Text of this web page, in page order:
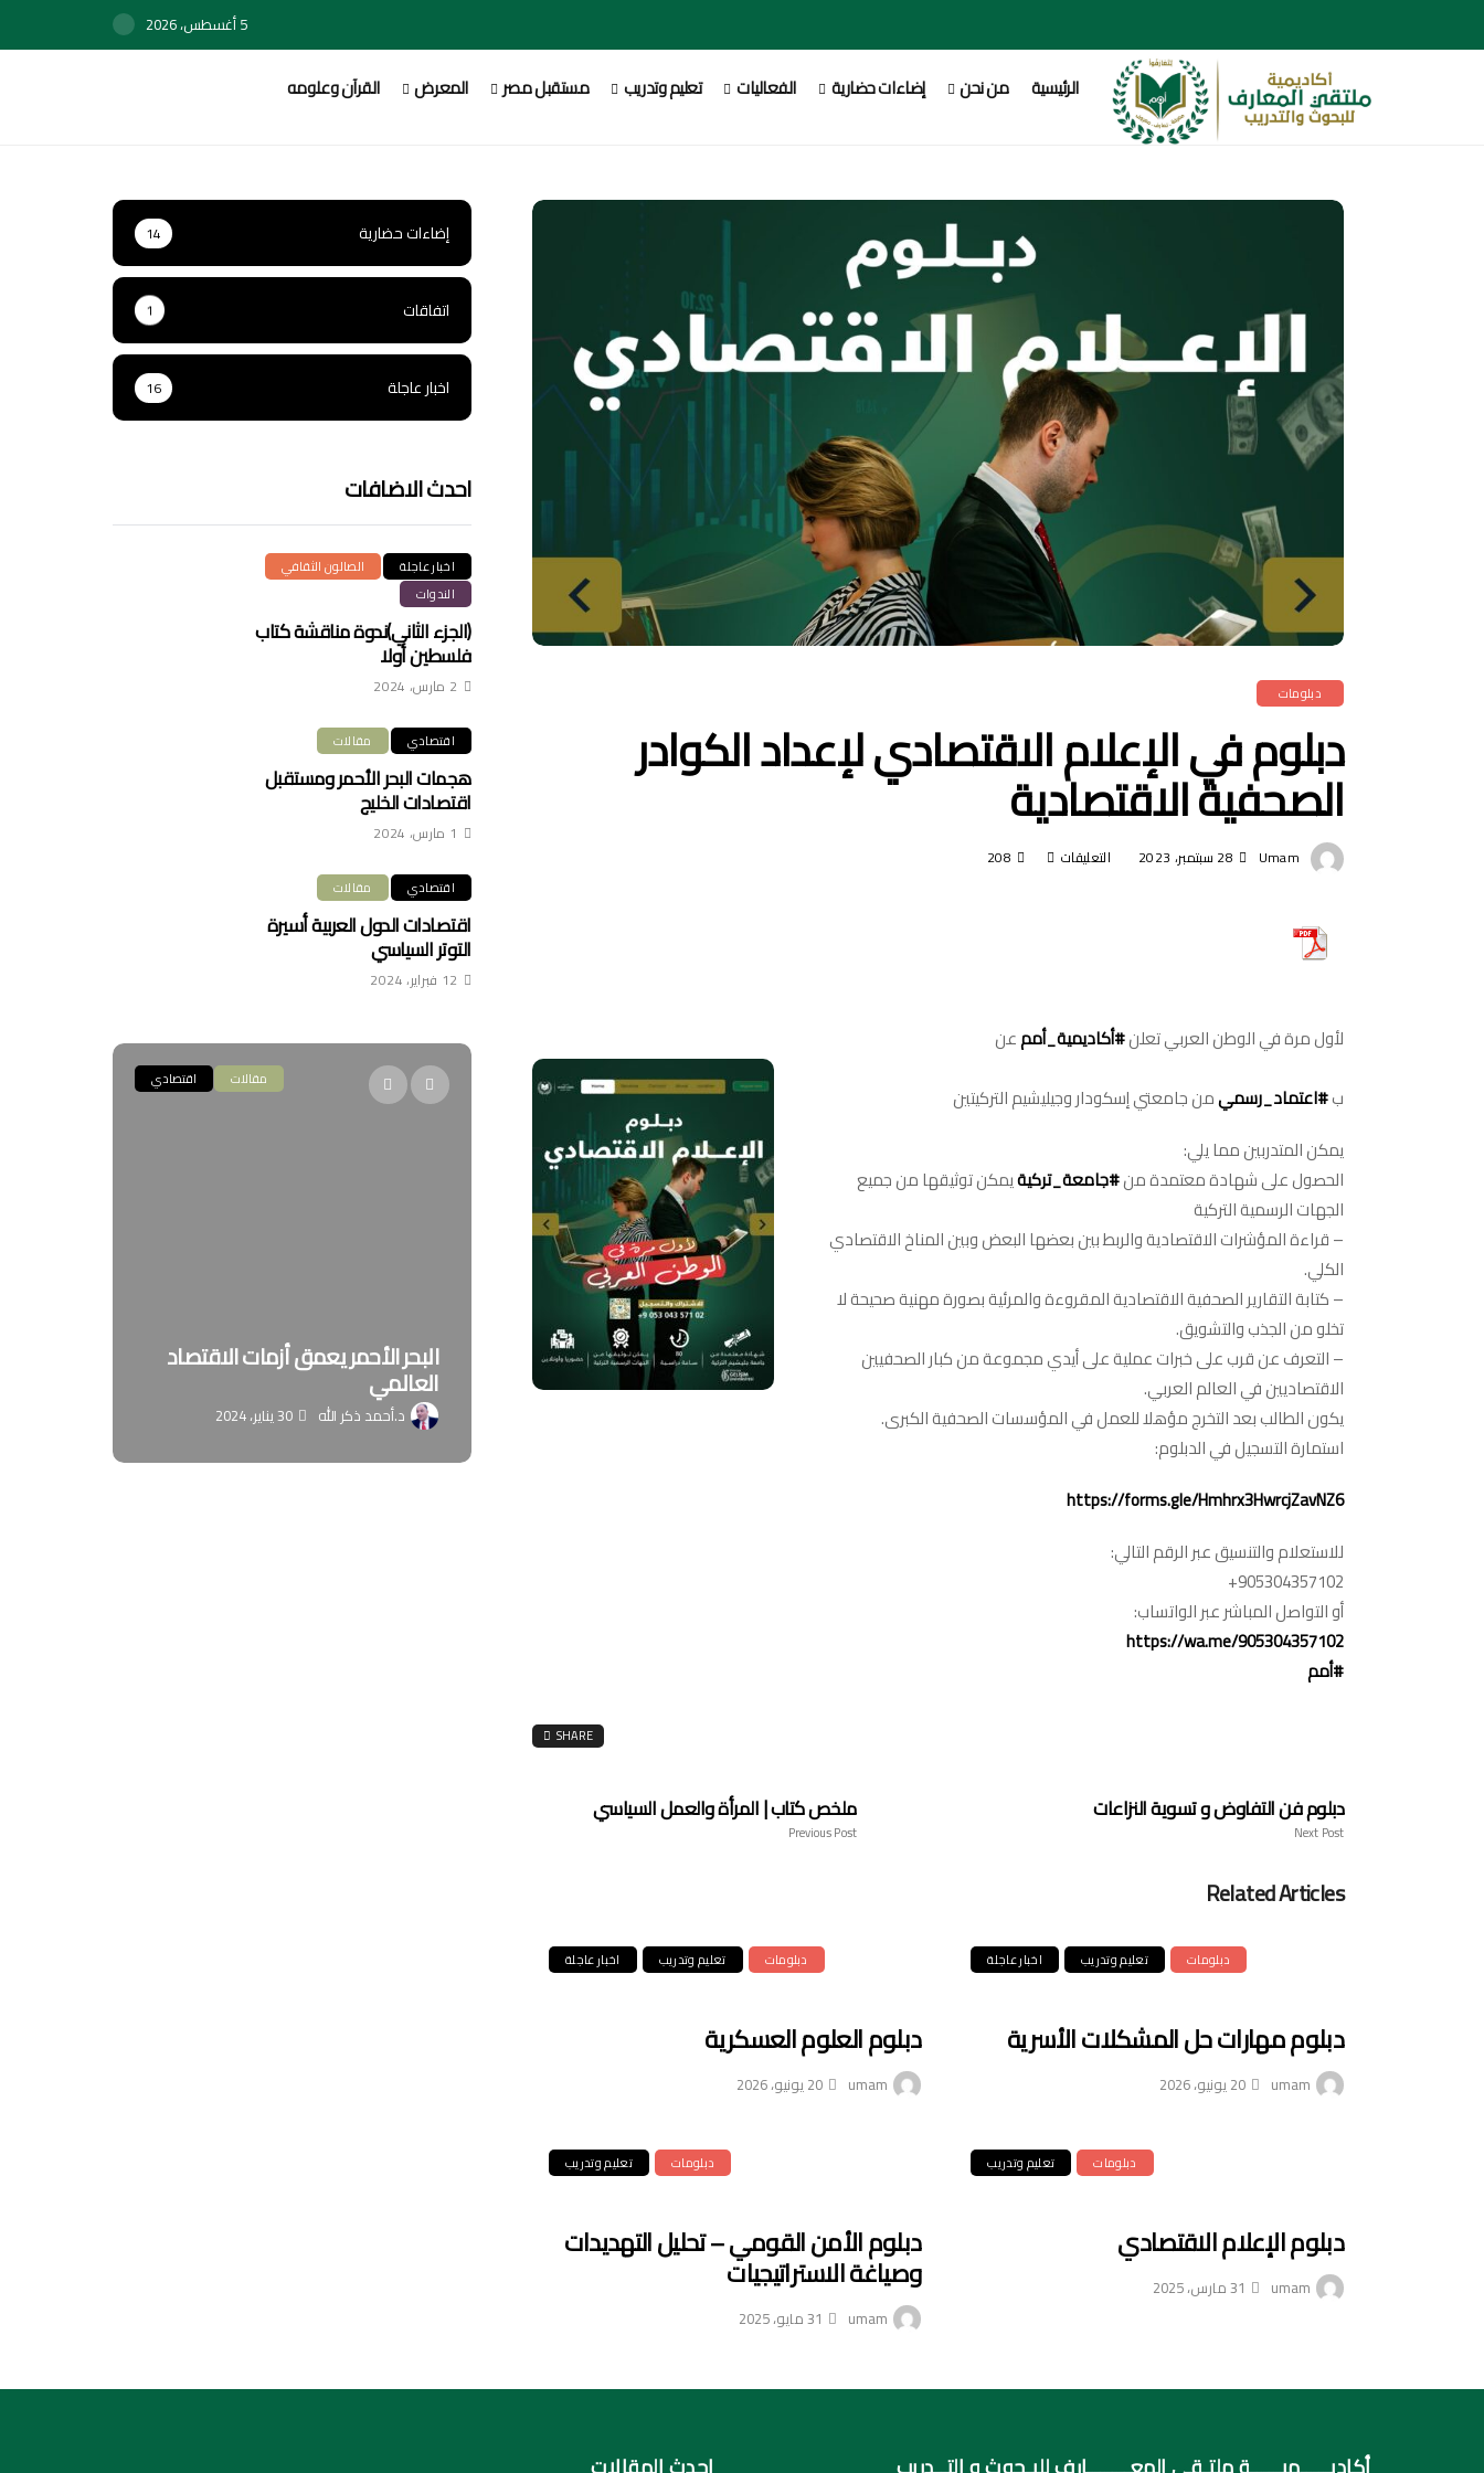
5 أغسطس، 2026
الرئيسية من نحن إضاءات حضارية الفعاليات تعليم وتدريب مستقبل مصر المعرض القرآن وعلومه
دبلومات
دبلوم في الإعلام الاقتصادي لإعداد الكوادر
الصحفية الاقتصادية
Umam 28 سبتمبر، 2023 التعليقات على
لإعداد
الكوادر
الصحفية
208
لأول مرة في الوطن العربي تعلن#أكاديمية_أممعن
ب#اعتماد_رسميمن جامعتي إسكودار وجيليشيم التركيتين
يمكن المتدربين مما يلي:
الحصول على شهادة معتمدة من#جامعة_تركيةيمكن توثيقها من جميع
الجهات الرسمية التركية
– قراءة المؤشرات الاقتصادية والربط بين بعضها البعض وبين المناخ الاقتصادي
الكلي.
– كتابة التقارير الصحفية الاقتصادية المقروءة والمرئية بصورة مهنية صحيحة لا
تخلو من الجذب والتشويق.
– التعرف عن قرب على خبرات عملية على أيدي مجموعة من كبار الصحفيين
الاقتصاديين في العالم العربي.
يكون الطالب بعد التخرج مؤهلا للعمل في المؤسسات الصحفية الكبرى.
استمارة التسجيل في الدبلوم:
https://forms.gle/Hmhrx3HwrcjZavNZ6
للاستعلام والتنسيق عبر الرقم التالي:
905304357102+
أو التواصل المباشر عبر الواتساب:
https://wa.me/905304357102
#أمم
SHARE
ملخص كتاب | المرأة والعمل السياسي
Previous Post
دبلوم فن التفاوض و تسوية النزاعات
Next Post
Related Articles
اخبار عاجلة تعليم وتدريب دبلومات
دبلوم العلوم العسكرية
umam 20 يونيو، 2026
اخبار عاجلة تعليم وتدريب دبلومات
دبلوم مهارات حل المشكلات الأسرية
umam 20 يونيو، 2026
تعليم وتدريب دبلومات
دبلوم الأمن القومي – تحليل التهديدات
وصياغة الاستراتيجيات
umam 31 مايو، 2025
تعليم وتدريب دبلومات
دبلوم الإعلام الاقتصادي
umam 31 مارس، 2025
إضاءات حضارية 14
اتفاقات 1
اخبار عاجلة 16
احدث الاضافات
اخبار عاجلة
الصالون الثقافي
الندوات
(الجزء الثاني)ندوة مناقشة كتاب
فلسطين أولا
2 مارس، 2024
اقتصادي مقالات
هجمات البحر الأحمر ومستقبل
اقتصادات الخليج
1 مارس، 2024
اقتصادي مقالات
اقتصادات الدول العربية أسيرة
التوتر السياسي
12 فبراير، 2024
اخبار عاجلة
مناقشة كتاب الانتقال إلى
الديمقراطية مع الدكتور نزيه علي
اقتصادي مقالات
البحر الأحمر يعمق أزمات الاقتصاد
العالمي
د.أحمد ذكر الله 30 يناير، 2024